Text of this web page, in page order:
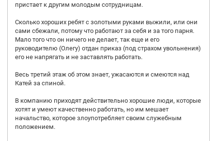
пристает к другим молодым сотрудницам.
Сколько хороших ребят с золотыми руками выжили, или они
сами сбежали, потому что работают за себя и за того парня.
Мало того что он ничего не делает, так еще и его
руководителю (Олегу) отдан приказ (под страхом увольнения)
его не напрягать и не заставлять работать.
Весь третий этаж об этом знает, ужасаются и смеются над
Катей за спиной.
В компанию приходят действительно хорошие люди, которые
хотят и умеют качественно работать, но им мешает
начальство, которое злоупотребляет своим служебным
положением.